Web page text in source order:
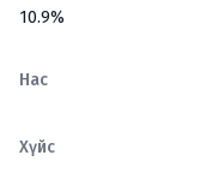
10.9%
Нас
Хүйс